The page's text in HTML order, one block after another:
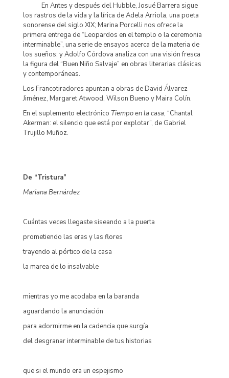
En Antes y después del Hubble, Josué Barrera sigue
los rastros de la vida y la lírica de Adela Arriola, una poeta
sonorense del siglo XIX; Marina Porcelli nos ofrece la
primera entrega de “Leopardos en el templo o la ceremonia
interminable”, una serie de ensayos acerca de la materia de
los sueños; y Adolfo Córdova analiza con una visión fresca
la figura del “Buen Niño Salvaje” en obras literarias clásicas
y contemporáneas.
Los Francotiradores apuntan a obras de David Álvarez
Jiménez, Margaret Atwood, Wilson Bueno y Maira Colín.
En el suplemento electrónico Tiempo en la casa, “Chantal
Akerman: el silencio que está por explotar”, de Gabriel
Trujillo Muñoz.
De “Tristura”
Mariana Bernárdez
Cuántas veces llegaste siseando a la puerta
prometiendo las eras y las flores
trayendo al pórtico de la casa
la marea de lo insalvable
mientras yo me acodaba en la baranda
aguardando la anunciación
para adormirme en la cadencia que surgía
del desgranar interminable de tus historias
que si el mundo era un espejismo